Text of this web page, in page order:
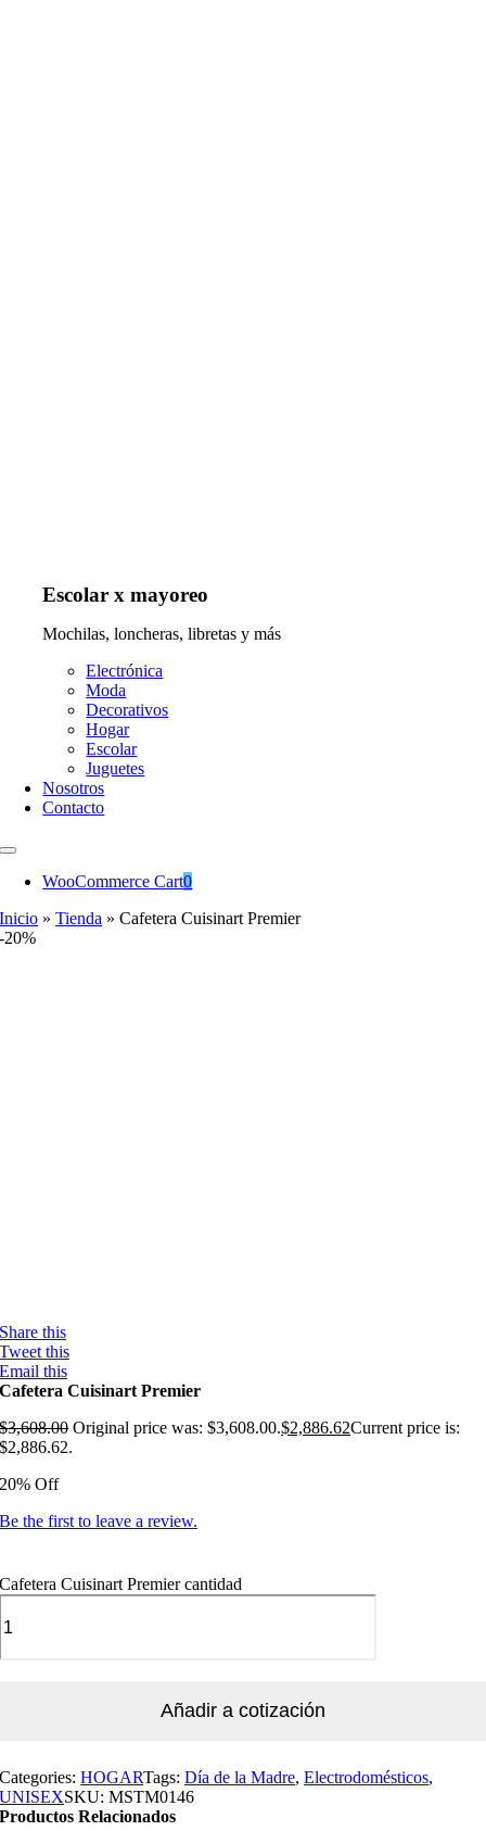
Escolar x mayoreo
Mochilas, loncheras, libretas y más
Electrónica
Moda
Decorativos
Hogar
Escolar
Juguetes
Nosotros
Contacto
WooCommerce Cart0
Inicio »Tienda »Cafetera Cuisinart Premier
-20%
Share this
Tweet this
Email this
Cafetera Cuisinart Premier
$3,608.00 Original price was: $3,608.00.$2,886.62Current price is:
$2,886.62.
20% Off
Be the first to leave a review.
Cafetera Cuisinart Premier cantidad
Añadir a cotización
Categories:HOGARTags:Día de la Madre,Electrodomésticos,
UNISEXSKU:MSTM0146
Productos Relacionados